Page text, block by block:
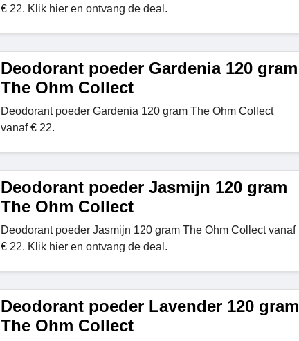
€ 22. Klik hier en ontvang de deal.
Deodorant poeder Gardenia 120 gram
The Ohm Collect
Deodorant poeder Gardenia 120 gram The Ohm Collect
vanaf € 22.
Deodorant poeder Jasmijn 120 gram
The Ohm Collect
Deodorant poeder Jasmijn 120 gram The Ohm Collect vanaf
€ 22. Klik hier en ontvang de deal.
Deodorant poeder Lavender 120 gram
The Ohm Collect